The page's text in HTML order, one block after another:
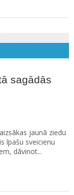
sagādās
jaunā ziedu
īpašu sveicienu
dāvinot...